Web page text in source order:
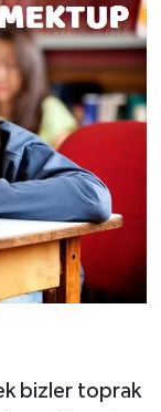
bizler toprak